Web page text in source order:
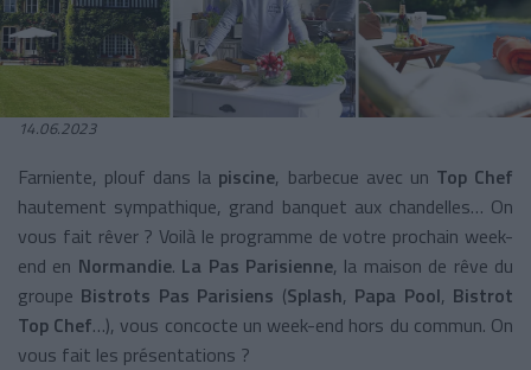
14.06.2023
Farniente, plouf dans la piscine, barbecue avec un Top Chef
hautement sympathique, grand banquet aux chandelles… On
vous fait rêver ? Voilà le programme de votre prochain week-
end en Normandie. La Pas Parisienne, la maison de rêve du
groupe Bistrots Pas Parisiens (Splash, Papa Pool, Bistrot
Top Chef…), vous concocte un week-end hors du commun. On
vous fait les présentations ?